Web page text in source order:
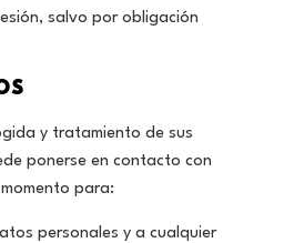
salvo por obligación
y tratamiento de sus
ponerse en contacto con
para:
personales y a cualquier